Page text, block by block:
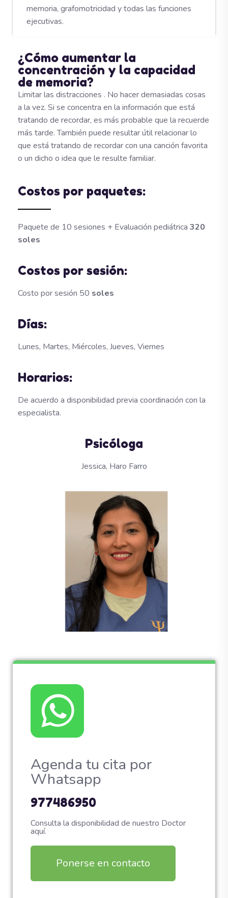
memoria, grafomotricidad y todas las funciones
ejecutivas.
¿Cómo aumentar la
concentración y la capacidad
de memoria?
Limitar las distracciones . No hacer demasiadas cosas
a la vez. Si se concentra en la información que está
tratando de recordar, es más probable que la recuerde
más tarde. También puede resultar útil relacionar lo
que está tratando de recordar con una canción favorita
o un dicho o idea que le resulte familiar.
Costos por paquetes:
Paquete de 10 sesiones + Evaluación pediátrica 320
soles
Costos por sesión:
Costo por sesión 50 soles
Días:
Lunes, Martes, Miércoles, Jueves, Viernes
Horarios:
De acuerdo a disponibilidad previa coordinación con la
especialista.
Psicóloga
Jessica, Haro Farro
Agenda tu cita por
Whatsapp
977486950
Consulta la disponibilidad de nuestro Doctor
aquí.
Ponerse en contacto